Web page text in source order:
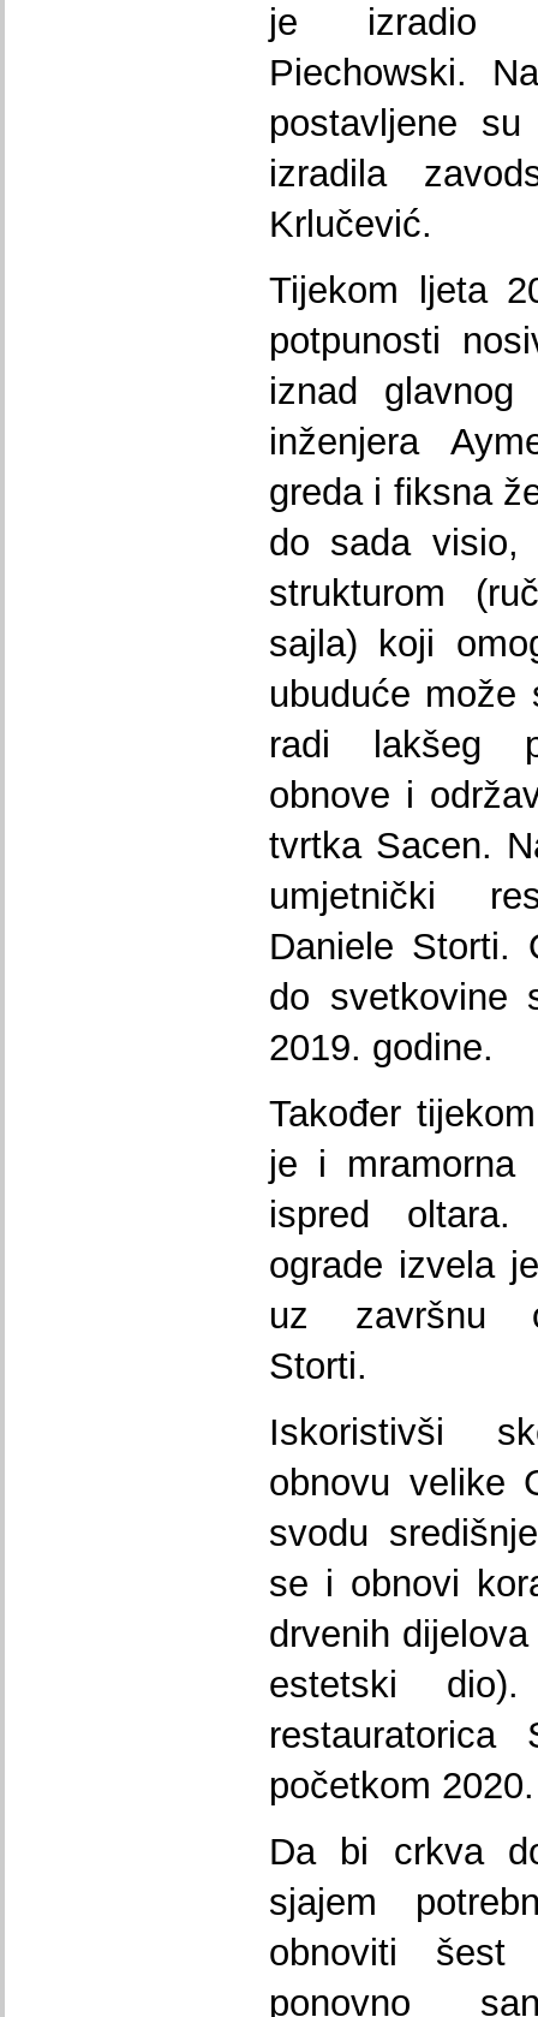
je izradio
Piechowski.
postavljene
izradila
Krlučević.
Tijekom ljeta
potpunosti
iznad glavnog
inženjera
greda i fiksna
do sada visio,
strukturom
sajla) koji
ubuduće može
radi lakšeg
obnove i
tvrtka Sacen.
umjetnički
Daniele Storti.
do svetkovine
2019. godine.
Također
je i mramorna
ispred
ograde izvela
uz završnu
Storti.
Iskoristivši
obnovu velike
svodu
se i obnovi
drvenih
estetski
početkom
Da bi crkva
sjajem
obnoviti šest
ponovno